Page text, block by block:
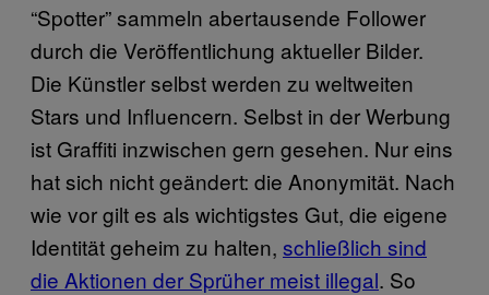
“Spotter” sammeln abertausende Follower
durch die Veröffentlichung aktueller Bilder.
Die Künstler selbst werden zu weltweiten
Stars und Influencern. Selbst in der Werbung
ist Graffiti inzwischen gern gesehen. Nur eins
hat sich nicht geändert: die Anonymität. Nach
wie vor gilt es als wichtigstes Gut, die eigene
Identität geheim zu halten, schließlich sind
die Aktionen der Sprüher meist illegal. So